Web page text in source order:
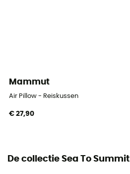
Mammut
Air Pillow - Reiskussen
€ 27,90
De collectie Sea To Summit